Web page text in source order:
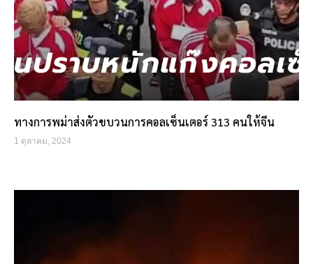
ทางการพม่าส่งตัวขบวนการคอลเซ็นเตอร์ 313 คนให้จีน
1 ตุลาคม, 2024